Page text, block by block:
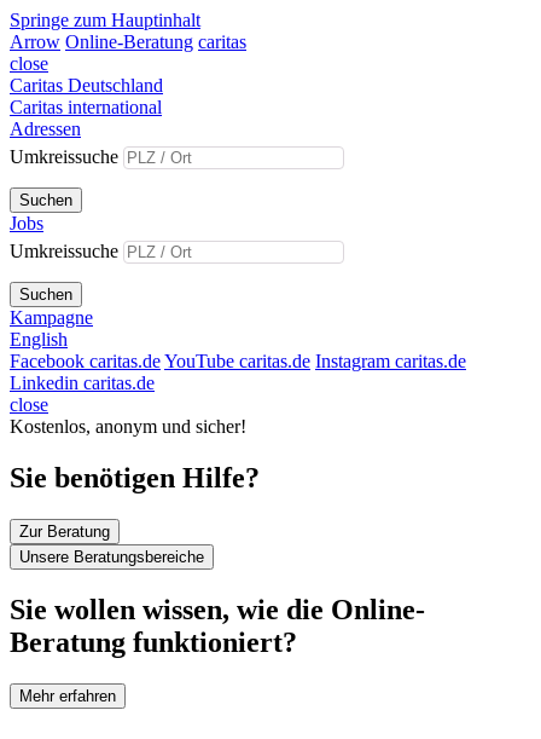
Springe zum Hauptinhalt
Arrow Online-Beratung caritas
close
Caritas Deutschland
Caritas international
Adressen
Umkreissuche
Suchen
Jobs
Umkreissuche
Suchen
Kampagne
English
Facebook caritas.deYouTube caritas.de Instagram caritas.de
Linkedin caritas.de
close
Kostenlos, anonym und sicher!
Sie benötigen Hilfe?
Zur Beratung
Unsere Beratungsbereiche
Sie wollen wissen, wie die Online-
Beratung funktioniert?
Mehr erfahren